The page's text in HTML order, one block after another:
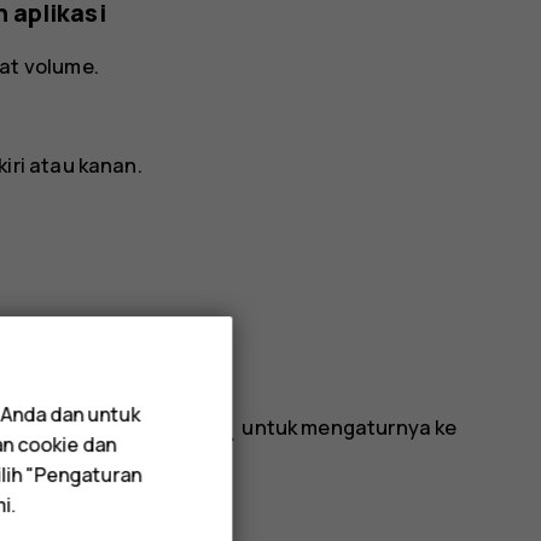
aplikasi
volume.
atau kanan.
atau ketuk
untuk mengaturnya ke
dan untuk
cookie dan
"Pengaturan